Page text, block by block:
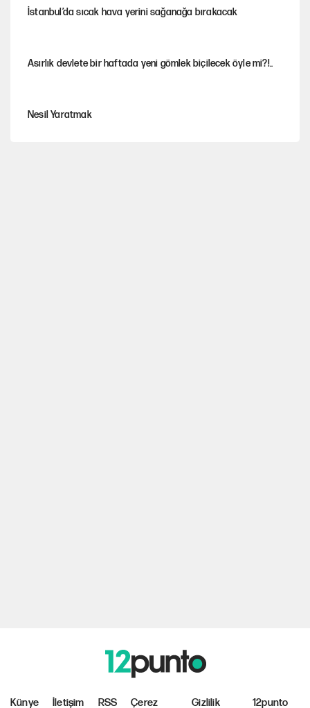
İstanbul’da sıcak hava yerini sağanağa bırakacak
Asırlık devlete bir haftada yeni gömlek biçilecek öyle mi?!..
Nesil Yaratmak
Künye İletişim RSS Çerez Gizlilik 12punto